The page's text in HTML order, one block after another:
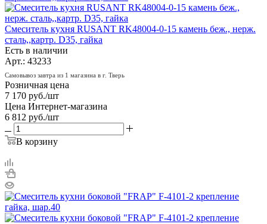
Смеситель кухня RUSANT RK48004-0-15 камень беж., нерж.
сталь,,картр. D35, гайка
Есть в наличии
Арт.: 43233
Самовывоз завтра из 1 магазина в г. Тверь
Розничная цена
7 170 руб./шт
Цена Интернет-магазина
6 812 руб./шт
В корзину